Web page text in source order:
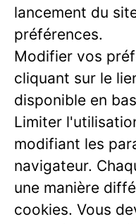
lancement du
préférences.
Modifier vos
cliquant sur le
disponible en
Limiter
modifiant les
navigateur.
une manière
cookies. Vous